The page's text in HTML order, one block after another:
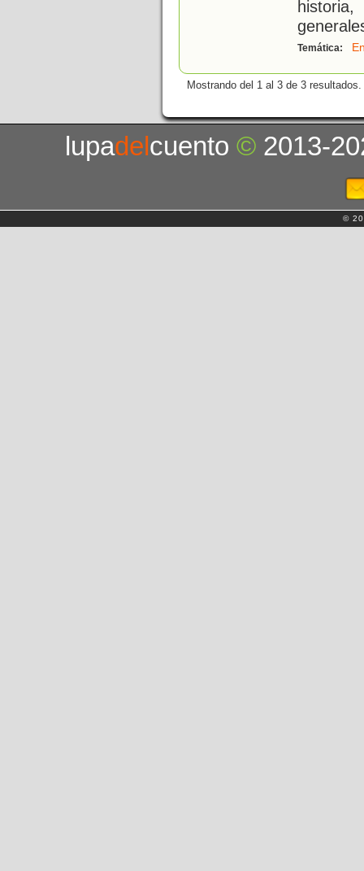
Temática:
Mostrando del 1 al 3 de 3 resultados.
lupadelcuento© 2013-
©